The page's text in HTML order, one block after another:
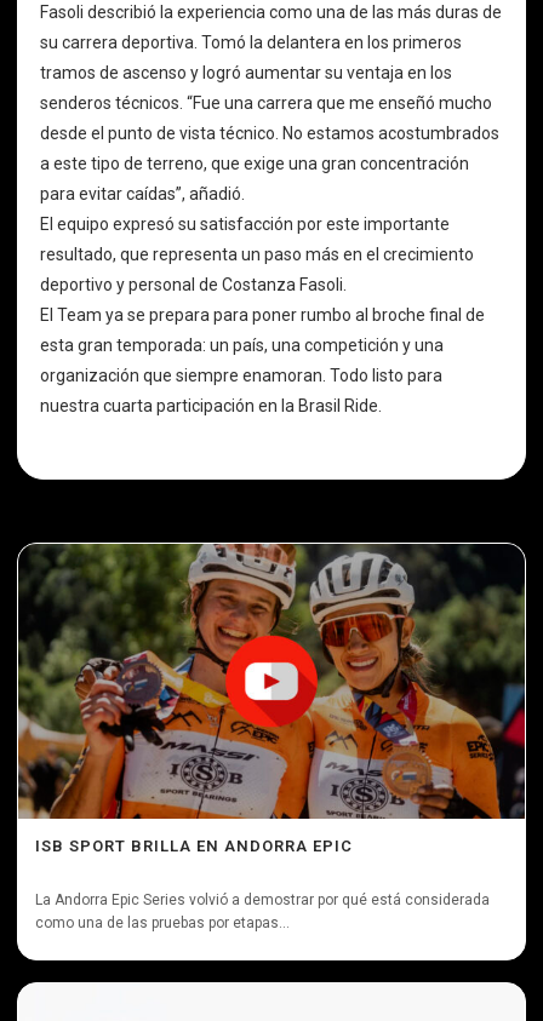
Fasoli describió la experiencia como una de las más duras de
su carrera deportiva. Tomó la delantera en los primeros
tramos de ascenso y logró aumentar su ventaja en los
senderos técnicos. “Fue una carrera que me enseñó mucho
desde el punto de vista técnico. No estamos acostumbrados
a este tipo de terreno, que exige una gran concentración
para evitar caídas”, añadió.
El equipo expresó su satisfacción por este importante
resultado, que representa un paso más en el crecimiento
deportivo y personal de Costanza Fasoli.
El Team ya se prepara para poner rumbo al broche final de
esta gran temporada: un país, una competición y una
organización que siempre enamoran. Todo listo para
nuestra cuarta participación en la Brasil Ride.
ISB SPORT BRILLA EN ANDORRA EPIC
La Andorra Epic Series volvió a demostrar por qué está considerada
como una de las pruebas por etapas...